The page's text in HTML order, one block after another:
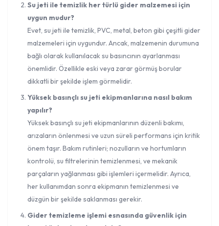
Su jeti ile temizlik her türlü gider malzemesi için
uygun mudur?
Evet, su jeti ile temizlik, PVC, metal, beton gibi çeşitli gider
malzemeleri için uygundur. Ancak, malzemenin durumuna
bağlı olarak kullanılacak su basıncının ayarlanması
önemlidir. Özellikle eski veya zarar görmüş borular
dikkatli bir şekilde işlem görmelidir.
Yüksek basınçlı su jeti ekipmanlarına nasıl bakım
yapılır?
Yüksek basınçlı su jeti ekipmanlarının düzenli bakımı,
arızaların önlenmesi ve uzun süreli performans için kritik
önem taşır. Bakım rutinleri; nozulların ve hortumların
kontrolü, su filtrelerinin temizlenmesi, ve mekanik
parçaların yağlanması gibi işlemleri içermelidir. Ayrıca,
her kullanımdan sonra ekipmanın temizlenmesi ve
düzgün bir şekilde saklanması gerekir.
Gider temizleme işlemi esnasında güvenlik için